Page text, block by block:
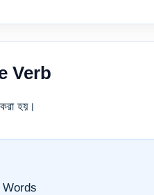
Verb
হয়।